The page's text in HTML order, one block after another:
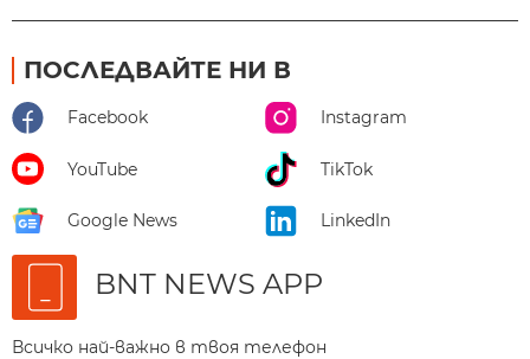
ПОСЛЕДВАЙТЕ НИ В
Facebook Instagram
YouTube TikTok
Google News LinkedIn
BNT NEWS APP
Всичко най-важно в твоя телефон